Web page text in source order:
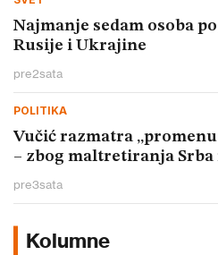
Najmanje sedam osoba
Rusije i Ukrajine
pre2sata
POLITIKA
Vučić razmatra
– zbog maltretiranja Srba
pre3sata
Kolumne